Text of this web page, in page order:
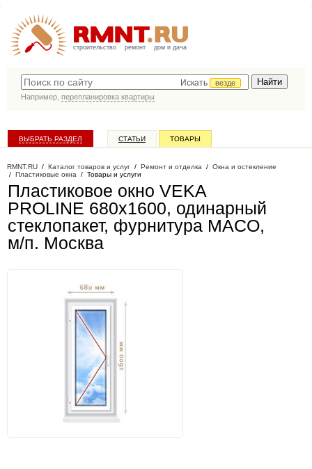
строительство ремонт дом и дача
Искать
везде
Например, перепланировка квартиры
ВЫБРАТЬ РАЗДЕЛ СТАТЬИ ТОВАРЫ
RMNT.RU / Каталог товаров и услуг / Ремонт и отделка / Окна и остекление
/ Пластиковые окна / Товары и услуги
Пластиковое окно VEKA
PROLINE 680х1600, одинарный
стеклопакет, фурнитура MACO,
м/п. Москва